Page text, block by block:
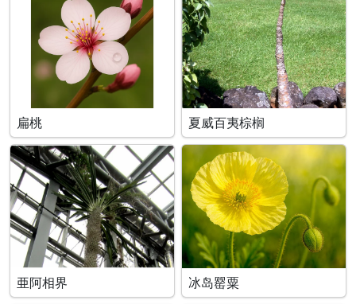
扁桃 夏威百夷棕榈
亜阿相界 冰岛罂粟